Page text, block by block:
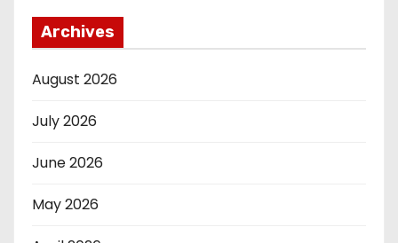
Archives
August 2026
July 2026
June 2026
May 2026